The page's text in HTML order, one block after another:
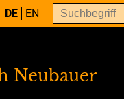
DE EN
Neubauer